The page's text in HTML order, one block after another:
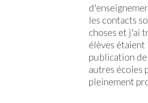
les contacts
choses et j'ai
élèves
publication de
autres écoles
pleinement